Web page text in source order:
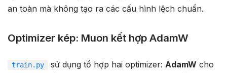
an toàn mà không tạo ra các cấu hình lệch chuẩn.
Optimizer kép: Muon kết hợp AdamW
train.py sử dụng tổ hợp hai optimizer: AdamW cho